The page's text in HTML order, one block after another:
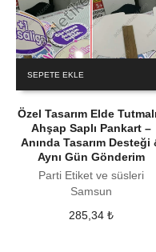
SEPETE EKLE
Özel Tasarım Elde
Ahşap Saplı Pankart –
Anında Tasarım Desteği
Aynı Gün Gönderim
Parti Etiket ve süsleri
Samsun
285,34 ₺